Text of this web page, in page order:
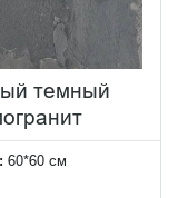
темный
60*60 см